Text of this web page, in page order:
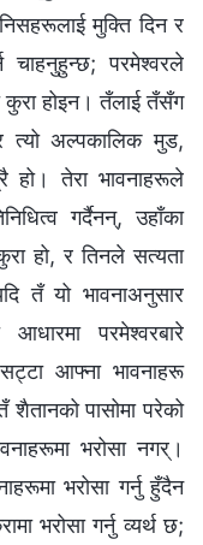
मुक्ति दिन र
चाहनुहुन्छ; परमेश्‍वरले
होइन। तँलाई तँसँग
अल्पकालिक मुड,
हो। तेरा भावनाहरूले
गर्दैनन्, उहाँका
हो, र तिनले सत्यता
तँ यो भावनाअनुसार
परमेश्‍वरबारे
आफ्ना भावनाहरू
पासोमा परेको
भरोसा नगर्।
भरोसा गर्नु हुँदैन
भरोसा गर्नु व्यर्थ छ;